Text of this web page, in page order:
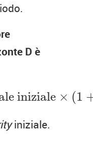
D è
iniziale × (1
iniziale 1+ y
iniziale.